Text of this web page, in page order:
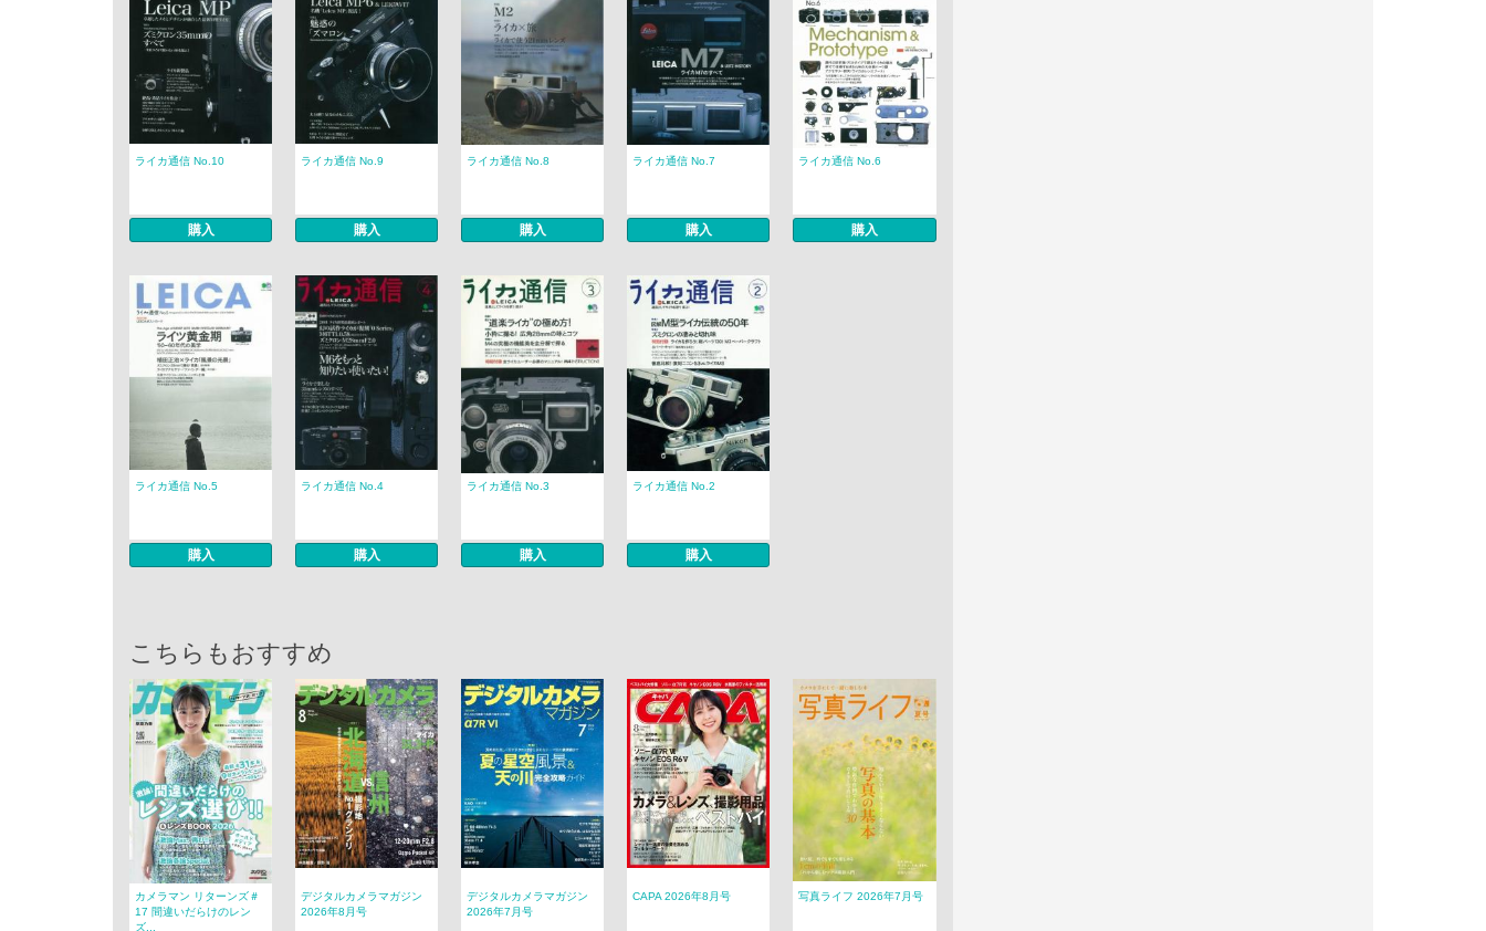
ライカ通信 No.10
購入
ライカ通信 No.9
購入
ライカ通信 No.8
購入
ライカ通信 No.7
購入
ライカ通信 No.6
購入
ライカ通信 No.5
購入
ライカ通信 No.4
購入
ライカ通信 No.3
購入
ライカ通信 No.2
購入
こちらもおすすめ
カメラマン リターンズ＃
17 間違いだらけのレン
ズ...
デジタルカメラマガジン
2026年8月号
デジタルカメラマガジン
2026年7月号
CAPA 2026年8月号 写真ライフ 2026年7月号